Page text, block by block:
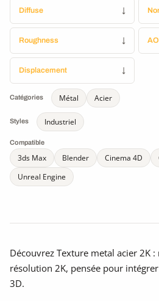
Diffuse ↓
Roughness ↓ AO
Displacement ↓
Catégories Métal Acier
Styles Industriel
Compatible
3ds Max Blender Cinema 4D
Unreal Engine
Découvrez Texture metal acier 2K
résolution 2K, pensée pour
3D.